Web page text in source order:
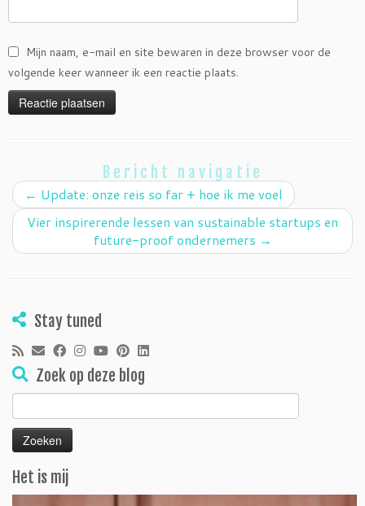
Mijn naam, e-mail en site bewaren in deze browser voor de
volgende keer wanneer ik een reactie plaats.
Bericht navigatie
← Update: onze reis so far + hoe ik me voel
Vier inspirerende lessen van sustainable startups en
future-proof ondernemers →
Stay tuned
Zoek op deze blog
Zoeken
naar:
Het is mij